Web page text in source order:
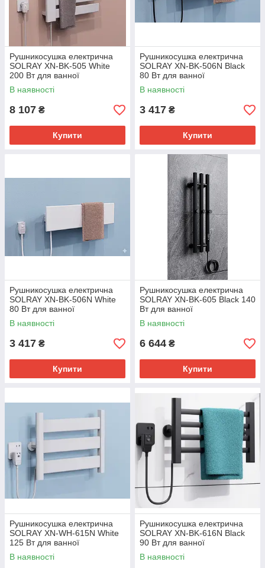
Рушникосушка електрична
SOLRAY XN-BK-505 White
200 Вт для ванної
В наявності
8 107 ₴
Купити
Рушникосушка електрична
SOLRAY XN-BK-506N Black
80 Вт для ванної
В наявності
3 417 ₴
Купити
Рушникосушка електрична
SOLRAY XN-BK-506N White
80 Вт для ванної
В наявності
3 417 ₴
Купити
Рушникосушка електрична
SOLRAY XN-BK-605 Black 140
Вт для ванної
В наявності
6 644 ₴
Купити
Рушникосушка електрична
SOLRAY XN-WH-615N White
125 Вт для ванної
В наявності
Рушникосушка електрична
SOLRAY XN-BK-616N Black
90 Вт для ванної
В наявності